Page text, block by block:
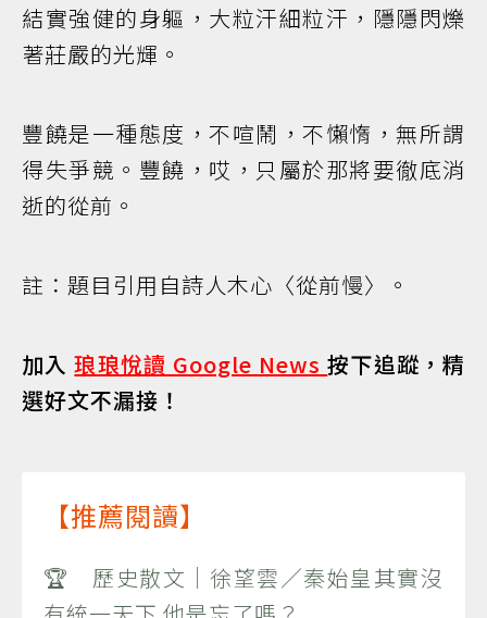
結實強健的身軀，大粒汗細粒汗，隱隱閃爍
著莊嚴的光輝。
豐饒是一種態度，不喧鬧，不懶惰，無所謂
得失爭競。豐饒，哎，只屬於那將要徹底消
逝的從前。
註：題目引用自詩人木心〈從前慢〉。
加入琅琅悅讀 Google News按下追蹤，精
選好文不漏接！
【推薦閱讀】
🏆 歷史散文｜徐望雲／秦始皇其實沒